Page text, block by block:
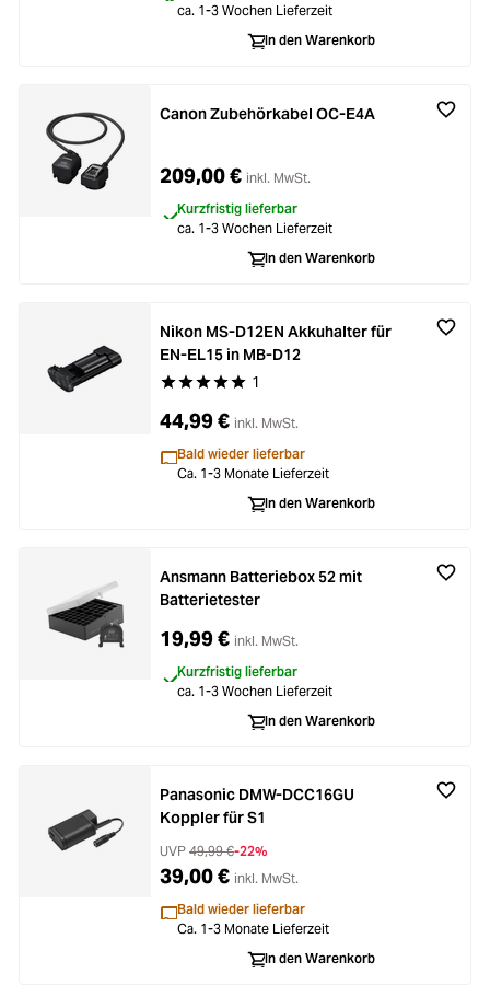
ca. 1-3 Wochen Lieferzeit
In den Warenkorb
Canon Zubehörkabel OC-E4A
209,00 € inkl. MwSt.
Kurzfristig lieferbar
ca. 1-3 Wochen Lieferzeit
In den Warenkorb
Durchschnittliche Bewertung von 5 von 5
1
Nikon MS-D12EN Akkuhalter für
EN-EL15 in MB-D12
44,99 € inkl. MwSt.
Bald wieder lieferbar
Ca. 1-3 Monate Lieferzeit
In den Warenkorb
Ansmann Batteriebox 52 mit
Batterietester
19,99 € inkl. MwSt.
Kurzfristig lieferbar
ca. 1-3 Wochen Lieferzeit
In den Warenkorb
Panasonic DMW-DCC16GU
Koppler für S1
UVP 49,99 €-22%
39,00 € inkl. MwSt.
Bald wieder lieferbar
Ca. 1-3 Monate Lieferzeit
In den Warenkorb